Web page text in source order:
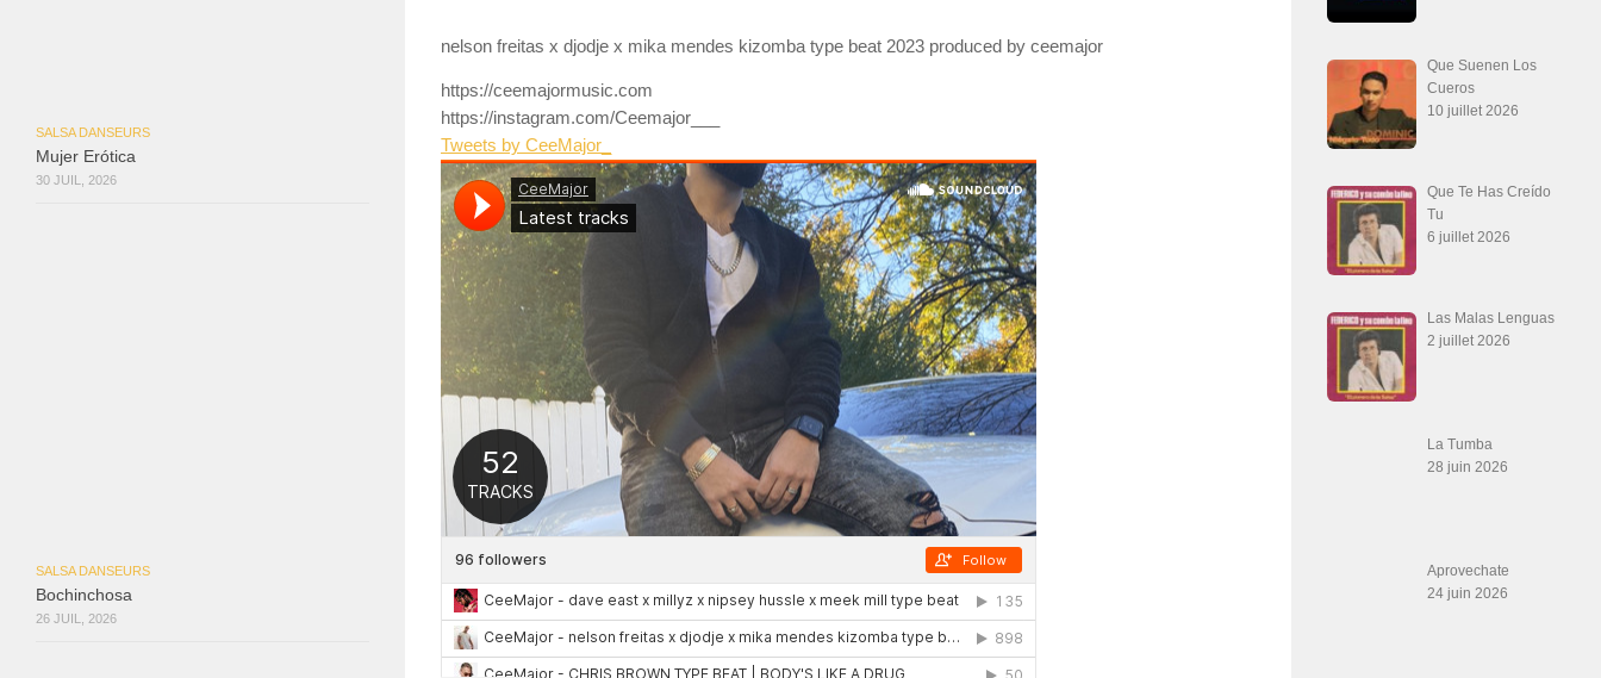
nelson freitas x djodje x mika mendes kizomba type beat 2023 produced by ceemajor
https://ceemajormusic.com
https://instagram.com/Ceemajor___
Tweets by CeeMajor_
SALSA DANSEURS
Mujer Erótica
30 JUIL, 2026
SALSA DANSEURS
Bochinchosa
26 JUIL, 2026
Que Suenen Los
Cueros
10 juillet 2026
Que Te Has Creído
Tu
6 juillet 2026
Las Malas Lenguas
2 juillet 2026
La Tumba
28 juin 2026
Aprovechate
24 juin 2026